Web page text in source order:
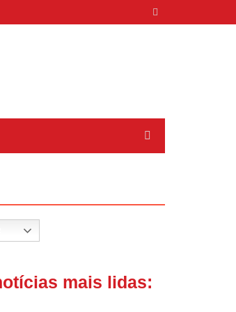
mais lidas: